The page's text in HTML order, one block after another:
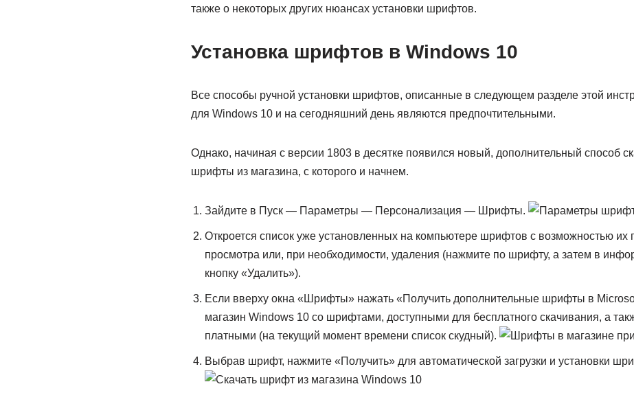
также о некоторых других нюансах установки шрифтов.
Установка шрифтов в Windows 10
Все способы ручной установки шрифтов, описанные в следующем разделе этой
для Windows 10 и на сегодняшний день являются предпочтительными.
Однако, начиная с версии 1803 в десятке появился новый, дополнительный способ
шрифты из магазина, с которого и начнем.
Зайдите в Пуск — Параметры — Персонализация — Шрифты.
Откроется список уже установленных на компьютере шрифтов с возможностью их
просмотра или, при необходимости, удаления (нажмите по шрифту, а затем в
кнопку «Удалить»).
Если вверху окна «Шрифты» нажать «Получить дополнительные шрифты в
магазин Windows 10 со шрифтами, доступными для бесплатного скачивания, а
платными (на текущий момент времени список скудный).
Выбрав шрифт, нажмите «Получить» для автоматической загрузки и установки